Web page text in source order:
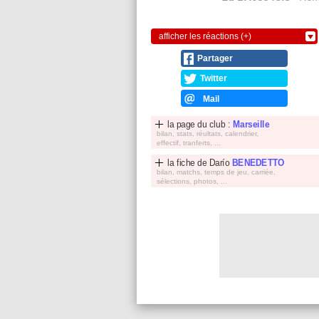
afficher les réactions (+)
Partager
Twitter
Mail
la page du club : Marseille
bilan, stats, réultats, calendrier,
effectif, tranferts, ...
la fiche de Darío BENEDETTO
bilan, matchs, temps de jeu, carriée,
sélections, photos, ...